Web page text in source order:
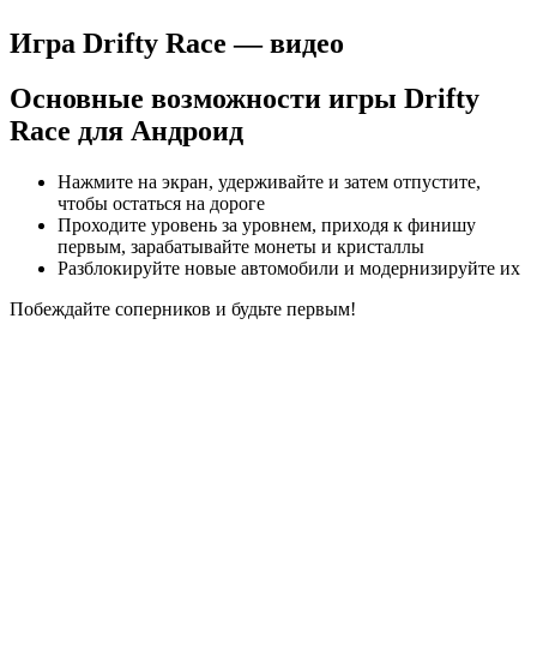
Игра Drifty Race — видео
Основные возможности игры Drifty
Race для Андроид
Нажмите на экран, удерживайте и затем отпустите,
чтобы остаться на дороге
Проходите уровень за уровнем, приходя к финишу
первым, зарабатывайте монеты и кристаллы
Разблокируйте новые автомобили и модернизируйте их
Побеждайте соперников и будьте первым!